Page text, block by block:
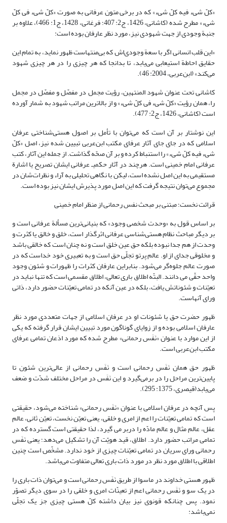
«کلّ شیء فیه کلّ شیء» که در برخی متون عرفانی به صورت «کلّ شیء فی کلّ
شیء» مطرح شده (کاشانی، 1426، ج2: 407؛ فرغانی، 1428، ج1: 466)، علاوه بر
جنبة وجودی از جهت شهودی نیز، مورد نظر عارفان بوده است:
«این قلب انسانی اگر با سعة وجودی‌اش که بی‌منتهاست ظهور نماید، به تمام این
حقایق احاطة استیعابی می‌یابد، تا بدانجا که هر چیزی را در هر چیزی شهود
می‌کند» (ابن‌عربی، 2004: 46).
کاشانی تحت عنوان شهود المنتهین، رؤیت مجمل در مفصّل و مفصّل در مجمل
را، همان رؤیت «کلّ شیء فی کلّ شیء» و از بالاترین مراتب شهود به شمار آورده
است (کاشانی، 1426، ج2: 477).
این نوشتار بر آن است که می‌توان با تأمل بر اصول هستی‌شناختی عرفان
اسلامی که در جای جای آثار عرفای مکتب ابن‌عربی تبیین شده نیز، اصل «کلّ
شیء فیه کلّ شیء» را استنباط کرده و بر آن صحّه گذاشت. از جمله این آثار، کتب
عرفانی امام خمینی است. هرچند در آثار حکمیـ عرفانی ایشان تصریح یا اشارة
مستقیمی به این اصل نشده است، لیکن با نگاهی تحلیلی به آراء و نظرات‌شان در
مجموع می‌توان نتیجه گرفت که این اصل مورد پذیرش ایشان نیز بوده است.
قرائت نخست؛ مبتنی بر مبحث نفس رحمانی از منظر امام خمینی
بر اساس قول به «وحدت شخصی وجود» که بنیانی‌ترین مسألة عرفانی است و
بر دیگر مباحث نظام هستی‌شناسی عرفانی اثرگذار است، خلق و خالق یا کثرت و
وحدت از هم جدا نبوده بلکه حق عین خلق است و نه چنان است که خالقی باشد
و مخلوقی جدای از او. عالم پرتو تجلّی حق است و به تعبیری خود خداست که در
صورت عالم جلوه‌گر می‌شود. بنابراین عارفان کثرات را ظهورات و شئون وجود
واحد حقّی می دانند. البتّه اطلاق باری تعالی، اطلاق مقسمی است که تنها نباید در
تعیّنات و شئوناتش یافت، بلکه در عین آنکه در تمامی تعیّنات حضور دارد، ذاتی
ورای آنهاست.
ظهور حضرت حق یا شئونات او در عرفان اسلامی از جهات متعددی مورد نظر
عارفان اسلامی بوده و از زوایای گوناگون مورد تبیین ایشان قرار گرفته که یکی
از این موارد با عنوان «نَفَس رحمانی» مطرح شده که مورد اذعان تمامی عرفای
مکتب ابن‌عربی است.
ظهور حق همان نَفَس رحمانی است و نَفَس رحمانی از عالی‌ترین شئون تا
پایین‌ترین مراحل را در برمی‌گیرد و این نَفَس در مراحل مختلف شدّت و ضعف
می‌یابد(قیصری، 1375: 295).
پس آنچه در عرفان اسلامی با عنوان «نَفَس رحمانی» شناخته می‌شود، حقیقتی
است که تمامی تعیّنات را اعم از امری و خلقی، یعنی تعیّن نخست، تعیّن ثانی، عالم
عقل، عالم مثال و عالم مادّه را دربر می گیرد، لذا حقیقتی است گسترده که در
تمامی مراتب حضور دارد. اطلاق، قید هویّت آن را تشکیل می‌دهد؛ یعنی نَفَس
رحمانی ورای سریان در تمامی تعیّنات چیزی از خود ندارد. مشخّص است چنین
اطلاقی با اطلاق مورد نظر در مورد ذات باری تعالی متفاوت می‌باشد.
ظهور هستی خداوند در ماسوا از طریق نَفَس رحمانی است و می‌توان ذات باری را
در یک سو و نَفَس رحمانی اعم از تعینّات امری و خلقی را در سوی دیگر تصوّر
نمود. پس چنانکه قونوی نیز بیان داشته کلّ هستی چیزی جز یک تجلّی
نمی‌باشد: